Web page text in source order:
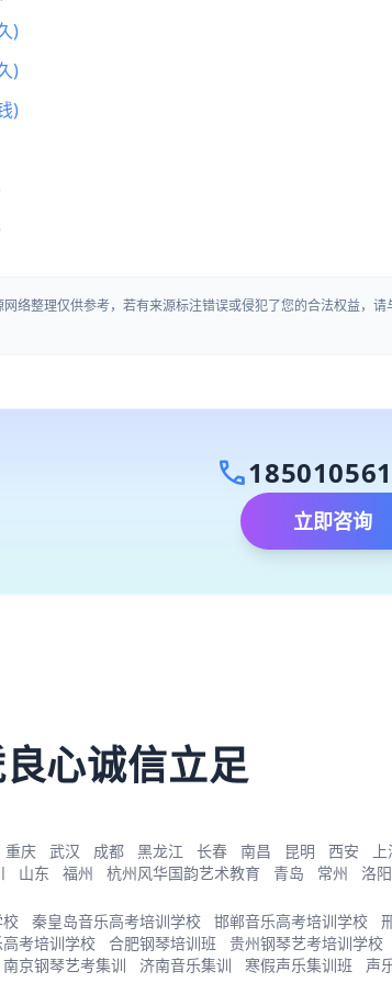
)
)
)
络整理仅供参考，若有来源标注错误或侵犯了您的合法权益，请
call
立即咨询
心诚信立足
重庆 武汉 成都 黑龙江 长春 南昌 昆明 西安
山东 福州 杭州风华国韵艺术教育 青岛 常州 洛阳
秦皇岛音乐高考培训学校 邯郸音乐高考培训学校
考培训学校 合肥钢琴培训班 贵州钢琴艺考培训学校
南京钢琴艺考集训 济南音乐集训 寒假声乐集训班 声